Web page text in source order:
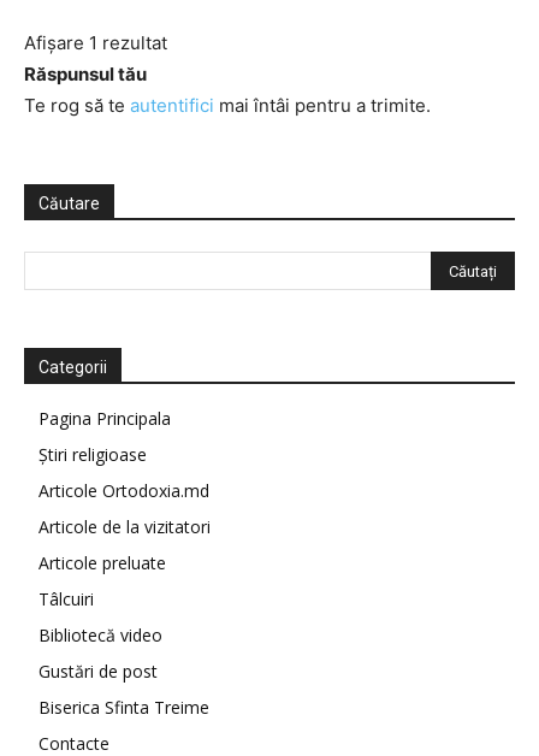
Afișare 1 rezultat
Răspunsul tău
Te rog să te autentifici mai întâi pentru a trimite.
Căutare
Categorii
Pagina Principala
Știri religioase
Articole Ortodoxia.md
Articole de la vizitatori
Articole preluate
Tâlcuiri
Bibliotecă video
Gustări de post
Biserica Sfinta Treime
Contacte